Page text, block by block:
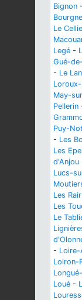
Bignon -
Le
Legé -
Gué-
- Le
May-
Pellerin
Puy-
- Les
Les
d'Anjou
Lucs-
Les
Les
Le
-
Loiron-
Loué -